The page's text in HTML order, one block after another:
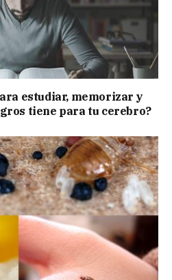
estudiar, memorizar y
tiene para tu cerebro?